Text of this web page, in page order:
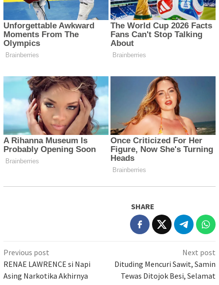
SHARE
Post
navigation
Previous post
RENAE LAWRENCE si Napi
Asing Narkotika Akhirnya
Next post
Dituding Mencuri Sawit, Samin
Tewas Ditojok Besi, Selamat